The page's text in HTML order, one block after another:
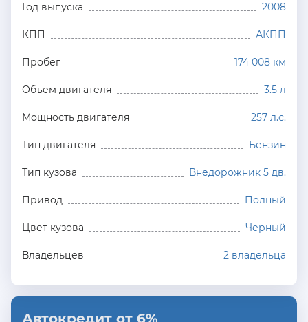
Год выпуска 2008
КПП АКПП
Пробег 174 008 км
Объем двигателя 3.5 л
Мощность двигателя 257 л.с.
Тип двигателя Бензин
Тип кузова Внедорожник 5 дв.
Привод Полный
Цвет кузова Черный
Владельцев 2 владельца
Автокредит от 6%